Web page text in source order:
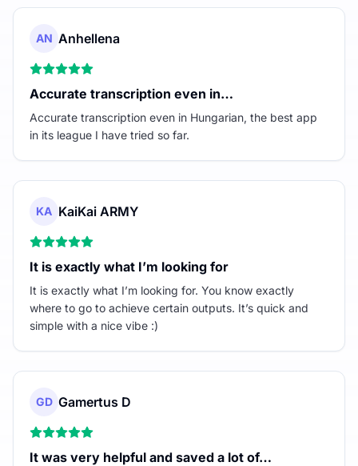
AN Anhellena
Accurate transcription even in…
Accurate transcription even in Hungarian, the best app
in its league I have tried so far.
KA KaiKai ARMY
It is exactly what I’m looking for
It is exactly what I’m looking for. You know exactly
where to go to achieve certain outputs. It’s quick and
simple with a nice vibe :)
GD Gamertus D
It was very helpful and saved a lot of…